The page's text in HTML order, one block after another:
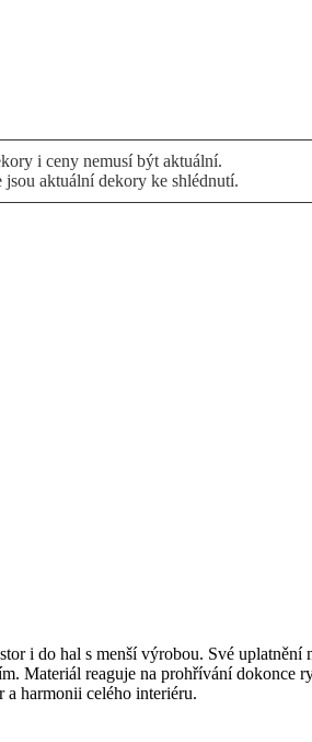
i ceny nemusí být aktuální.
aktuální dekory ke shlédnutí.
i do hal s menší výrobou. Své uplatnění
Materiál reaguje na prohřívání
harmonii celého interiéru.